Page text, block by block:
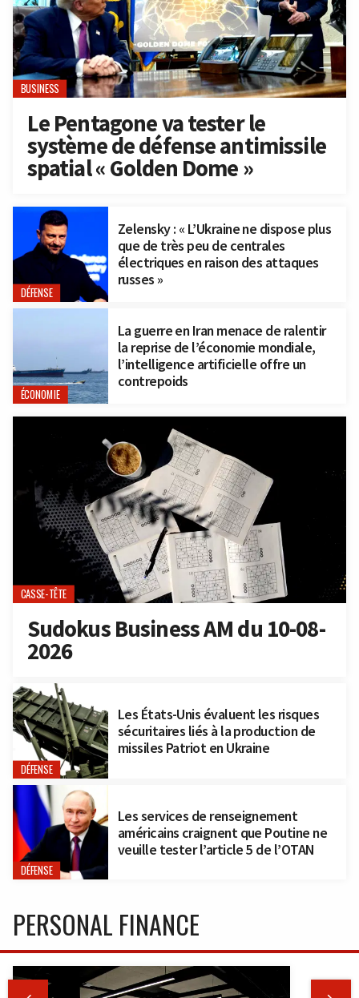
BUSINESS
Le Pentagone va tester le
système de défense antimissile
spatial « Golden Dome »
DÉFENSE
Zelensky : « L’Ukraine ne dispose plus
que de très peu de centrales
électriques en raison des attaques
russes »
ÉCONOMIE
La guerre en Iran menace de ralentir
la reprise de l’économie mondiale,
l’intelligence artificielle offre un
contrepoids
CASSE-TÊTE
Sudokus Business AM du 10-08-
2026
DÉFENSE
Les États-Unis évaluent les risques
sécuritaires liés à la production de
missiles Patriot en Ukraine
DÉFENSE
Les services de renseignement
américains craignent que Poutine ne
veuille tester l’article 5 de l’OTAN
PERSONAL FINANCE